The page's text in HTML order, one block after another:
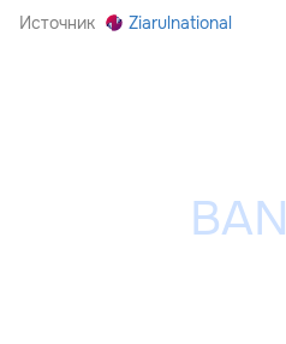
Источник Ziarulnational